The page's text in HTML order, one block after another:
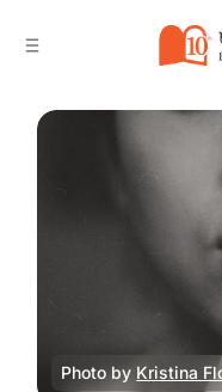
Photo by Kristina